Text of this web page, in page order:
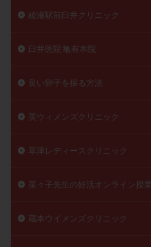
綾瀬駅前臼井クリニック
臼井医院 亀有本院
良い卵子を採る方法
英ウィメンズクリニック
草津レディースクリニック
菜々子先生の妊活オンライン授業
蔵本ウイメンズクリニック